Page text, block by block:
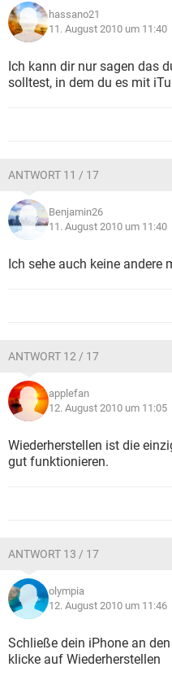
hassano21
11. August 2010 um 11:40
Ich kann dir nur sagen das
solltest, in dem du es mit
ANTWORT 11 / 17
Benjamin26
11. August 2010 um 11:40
Ich sehe auch keine andere
ANTWORT 12 / 17
applefan
12. August 2010 um 11:05
Wiederherstellen ist die
gut funktionieren.
ANTWORT 13 / 17
olympia
12. August 2010 um 11:46
Schließe dein iPhone an
klicke auf Wiederherstellen